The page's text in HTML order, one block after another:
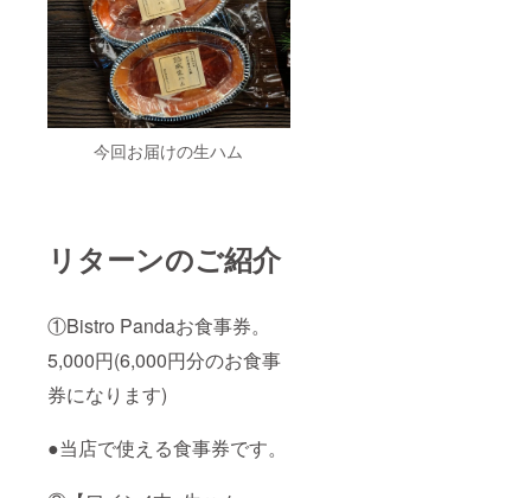
今回お届けの生ハム
リターンのご紹介
①Bistro Pandaお食事券。
5,000円(6,000円分のお食事
券になります)
●当店で使える食事券です。